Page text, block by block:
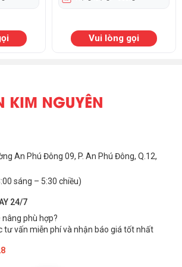
sửa chữa – bảo trì chuyên nghiệp, đáp
của doanh nghiệp. Vớikinh nghiệm hơn
suốt quá trình sử dụng xe nâng.
Vui lòng gọi
An Phú Đông 09, P. An Phú Đông, Q.12,
sáng – 5:30 chiều)
24/7
phù hợp?
tư vấn miễn phí và nhận báo giá tốt nhất